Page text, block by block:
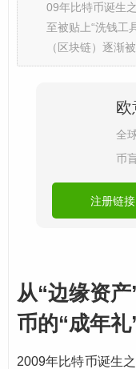
09年比特币诞生
至被贴上“洗钱工
（区块链）逐渐
欧
全
币
注册链接
从“边缘资
币的“成年礼
2009年比特币诞生